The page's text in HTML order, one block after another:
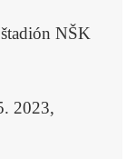
NŠK
2023,